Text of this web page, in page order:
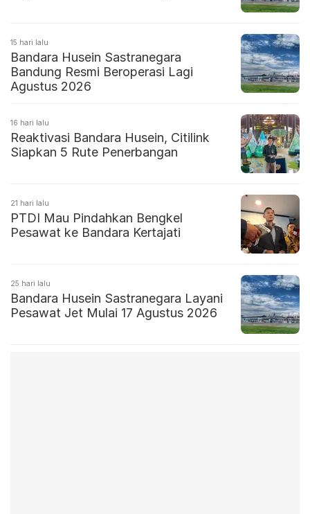
15 hari lalu
Bandara Husein Sastranegara
Bandung Resmi Beroperasi Lagi
Agustus 2026
16 hari lalu
Reaktivasi Bandara Husein, Citilink
Siapkan 5 Rute Penerbangan
21 hari lalu
PTDI Mau Pindahkan Bengkel
Pesawat ke Bandara Kertajati
25 hari lalu
Bandara Husein Sastranegara Layani
Pesawat Jet Mulai 17 Agustus 2026